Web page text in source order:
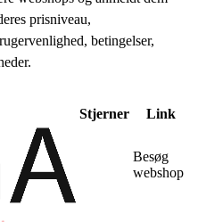
prisniveau,
betingelser,
Stjerner Link
Besøg
webshop